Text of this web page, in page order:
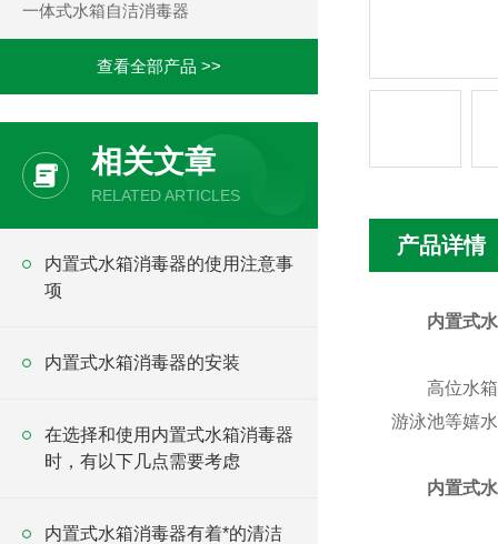
一体式水箱自洁消毒器
查看全部产品 >>
相关文章
RELATED ARTICLES
内置式水箱消毒器的使用注意事
项
内置式水箱消毒器的安装
在选择和使用内置式水箱消毒器
时，有以下几点需要考虑
内置式水箱消毒器有着*的清洁
产品详情
内置式
高位水箱、
游泳池等嬉
内置式